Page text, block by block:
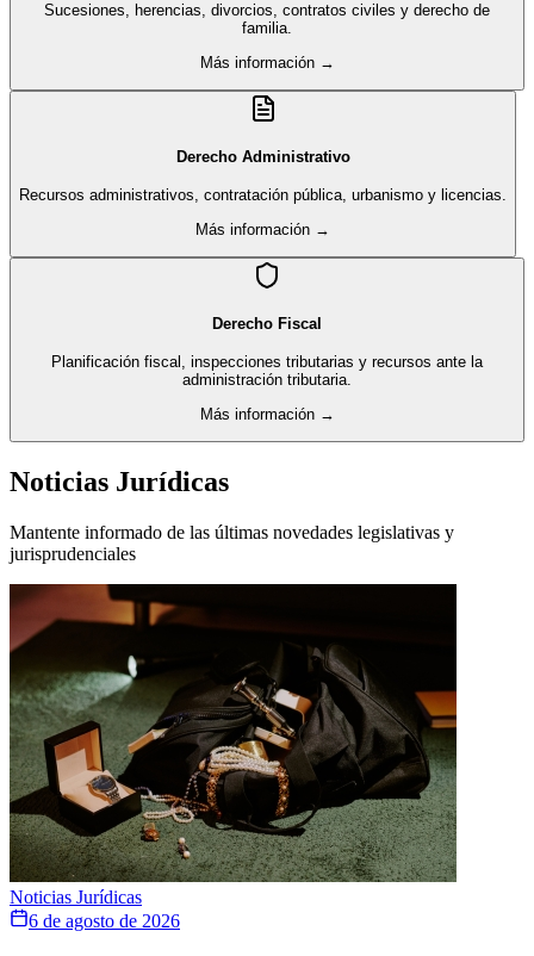
Sucesiones, herencias, divorcios, contratos civiles y derecho de
familia.
Más información →
Derecho Administrativo
Recursos administrativos, contratación pública, urbanismo y licencias.
Más información →
Derecho Fiscal
Planificación fiscal, inspecciones tributarias y recursos ante la
administración tributaria.
Más información →
Noticias Jurídicas
Mantente informado de las últimas novedades legislativas y
jurisprudenciales
Noticias Jurídicas
6 de agosto de 2026